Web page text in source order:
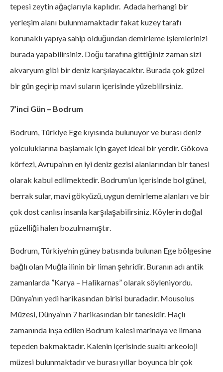
tepesi zeytin ağaçlarıyla kaplıdır. Adada herhangi bir
yerleşim alanı bulunmamaktadır fakat kuzey tarafı
korunaklı yapıya sahip olduğundan demirleme işlemlerinizi
burada yapabilirsiniz. Doğu tarafına gittiğiniz zaman sizi
akvaryum gibi bir deniz karşılayacaktır. Burada çok güzel
bir gün geçirip mavi suların içerisinde yüzebilirsiniz.
7’inci Gün – Bodrum
Bodrum, Türkiye Ege kıyısında bulunuyor ve burası deniz
yolculuklarına başlamak için gayet ideal bir yerdir. Gökova
körfezi, Avrupa’nın en iyi deniz gezisi alanlarından bir tanesi
olarak kabul edilmektedir. Bodrum’un içerisinde bol günel,
berrak sular, mavi gökyüzü, uygun demirleme alanları ve bir
çok dost canlısı insanla karşılaşabilirsiniz. Köylerin doğal
güzelliği halen bozulmamıştır.
Bodrum, Türkiye’nin güney batısında bulunan Ege bölgesine
bağlı olan Muğla ilinin bir liman şehridir. Buranın adı antik
zamanlarda ”Karya – Halikarnas” olarak söyleniyordu.
Dünya’nın yedi harikasından birisi buradadır. Mousolus
Müzesi, Dünya’nın 7 harikasından bir tanesidir. Haçlı
zamanında inşa edilen Bodrum kalesi marinaya ve limana
tepeden bakmaktadır. Kalenin içerisinde sualtı arkeoloji
müzesi bulunmaktadır ve burası yıllar boyunca bir çok